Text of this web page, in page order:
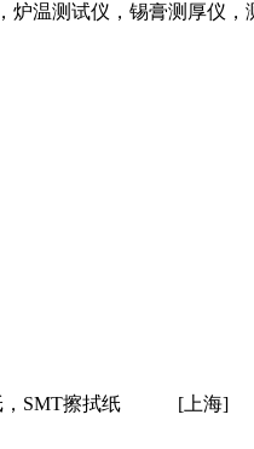
温测试仪，锡膏测厚仪
SMT擦拭纸
[上海]